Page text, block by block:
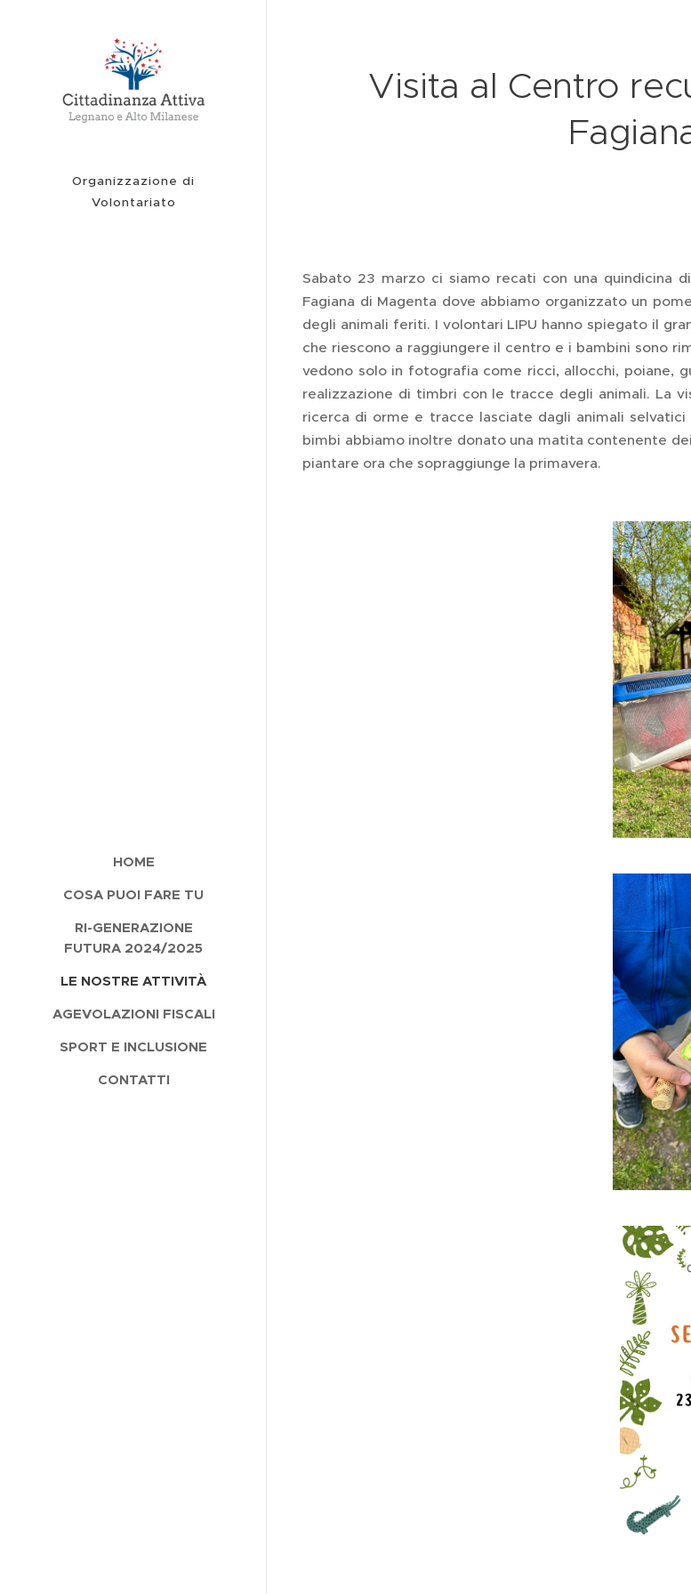
Organizzazione di
Volontariato
HOME
COSA PUOI FARE TU
RI-GENERAZIONE
FUTURA 2024/2025
LE NOSTRE ATTIVITÀ
AGEVOLAZIONI FISCALI
SPORT E INCLUSIONE
CONTATTI
Visita al Centro
Sabato 23 marzo ci siamo recati con una quindicina
Fagiana di Magenta dove abbiamo organizzato un
degli animali feriti. I volontari LIPU hanno spiegato il
che riescono a raggiungere il centro e i bambini sono
vedono solo in fotografia come ricci, allocchi, poiane,
realizzazione di timbri con le tracce degli animali. La
ricerca di orme e tracce lasciate dagli animali
bimbi abbiamo inoltre donato una matita contenente
piantare ora che sopraggiunge la primavera.